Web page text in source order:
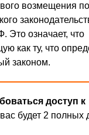
возмещения
Это означает, что
как ту, что
законом.
доступ к
будет 2 полных